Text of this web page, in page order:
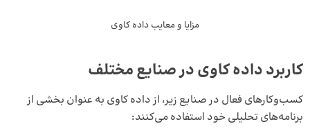
مزایا و معایب داده کاوی
کاربرد داده کاوی در صنایع مختلف
کسب‌وکارهای فعال در صنایع زیر، از داده کاوی به عنوان بخشی از
برنامه‌های تحلیلی خود استفاده می‌کنند: